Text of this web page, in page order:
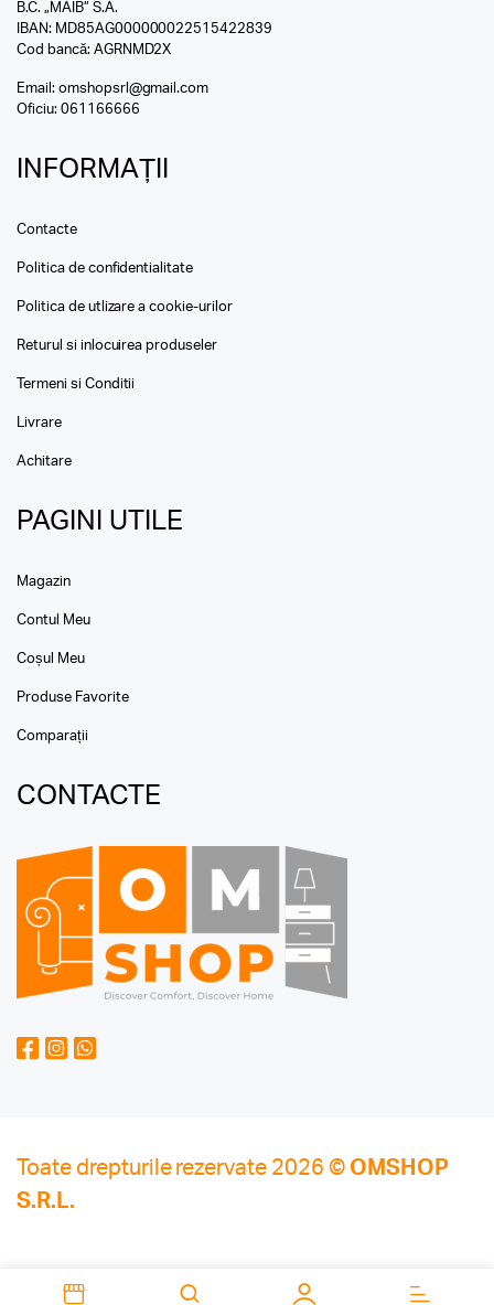
B.C. „MAIB” S.A.
IBAN: MD85AG000000022515422839
Cod bancă: AGRNMD2X
Email: omshopsrl@gmail.com
Oficiu: 061166666
INFORMAȚII
Contacte
Politica de confidentialitate
Politica de utlizare a cookie-urilor
Returul si inlocuirea produseler
Termeni si Conditii
Livrare
Achitare
PAGINI UTILE
Magazin
Contul Meu
Coșul Meu
Produse Favorite
Comparații
CONTACTE
Toate drepturile rezervate 2026 © OMSHOP
S.R.L.